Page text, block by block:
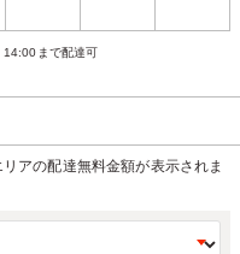
14:00まで配達可
アの配達無料金額が表示されま